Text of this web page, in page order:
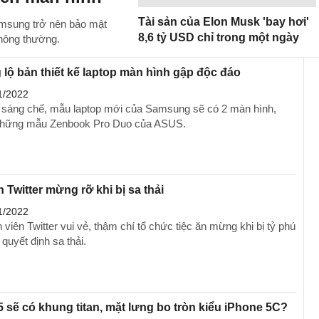
trở nên bảo mật
thường.
Tài sản của Elon Musk 'bay hơi'
8,6 tỷ USD chỉ trong một ngày
lộ bản thiết kế laptop màn hình gập độc đáo
2022
chế, mẫu laptop mới của Samsung sẽ có 2 màn hình,
mẫu Zenbook Pro Duo của ASUS.
Twitter mừng rỡ khi bị sa thải
2022
viên Twitter vui vẻ, thậm chí tổ chức tiệc ăn mừng khi bị tỷ phú
định sa thải.
sẽ có khung titan, mặt lưng bo tròn kiểu iPhone 5C?